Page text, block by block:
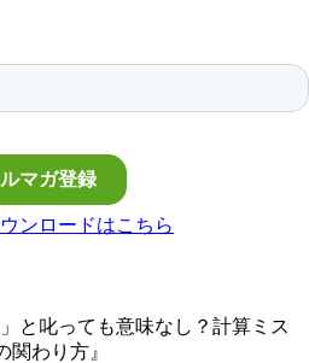
と叱っても意味なし？計算ミス
関わり方』